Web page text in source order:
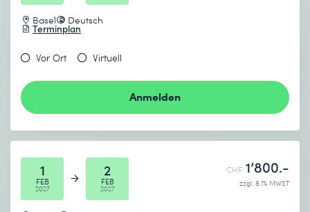
Basel Deutsch
Terminplan
Vor Ort Virtuell
Anmelden
1
FEB
2027
2
FEB
2027
CHF 1’800.-
zzgl. 8.1% MWST